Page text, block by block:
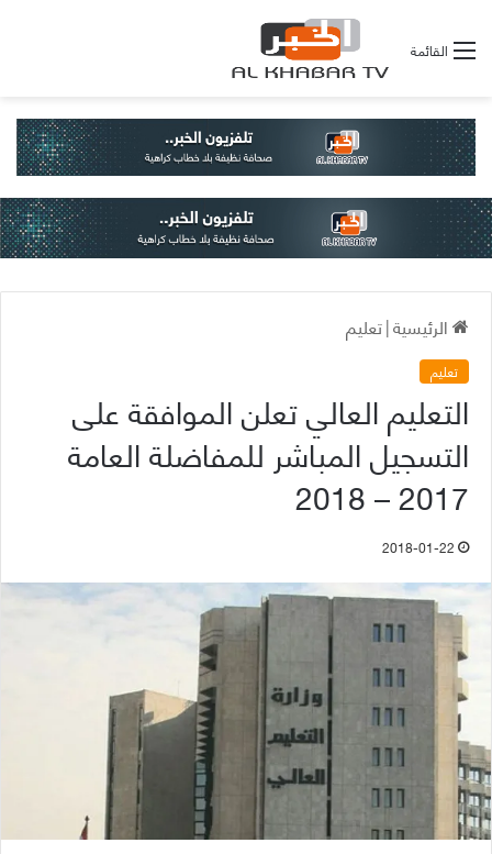
القائمة
الرئيسية|تعليم
تعليم
التعليم العالي تعلن الموافقة على
التسجيل المباشر للمفاضلة العامة
2017 – 2018
2018-01-22